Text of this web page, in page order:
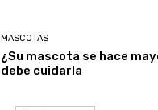
MASCOTAS
¿Su mascota se hace
debe cuidarla